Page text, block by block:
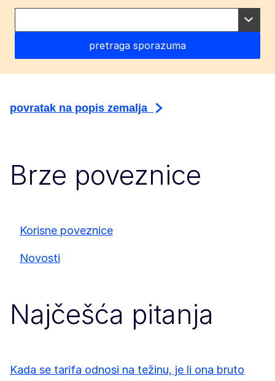
povratak na popis zemalja
Brze poveznice
Korisne poveznice
Novosti
Najčešća pitanja
Kada se tarifa odnosi na težinu, je li ona bruto